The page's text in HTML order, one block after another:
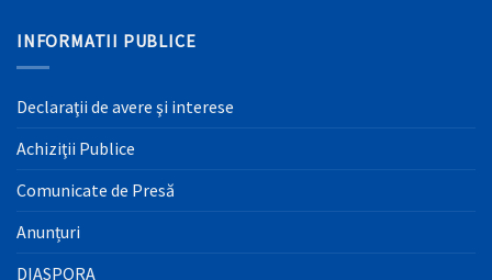
INFORMATII PUBLICE
Declaraţii de avere şi interese
Achiziţii Publice
Comunicate de Presă
Anunțuri
DIASPORA